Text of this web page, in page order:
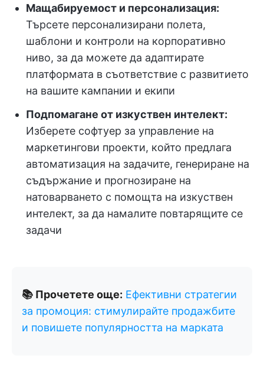
Мащабируемост и персонализация:
Търсете персонализирани полета,
шаблони и контроли на корпоративно
ниво, за да можете да адаптирате
платформата в съответствие с развитието
на вашите кампании и екипи
Подпомагане от изкуствен интелект:
Изберете софтуер за управление на
маркетингови проекти, който предлага
автоматизация на задачите, генериране на
съдържание и прогнозиране на
натоварването с помощта на изкуствен
интелект, за да намалите повтарящите се
задачи
📚 Прочетете още: Ефективни стратегии
за промоция: стимулирайте продажбите
и повишете популярността на марката